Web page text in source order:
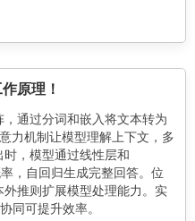
原理！
通过分词和嵌入将文本转为
力机制让模型理解上下文，多
，模型通过线性层和
，自回归生成完整回答。位
推则扩展模型处理能力。实
同可提升效率。